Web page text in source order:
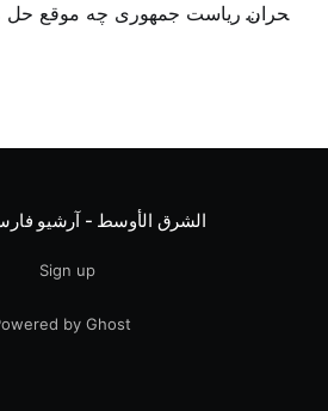
بحران ریاست جمهوری چه موقع
ایفا می کند را مورد انتقاد
الشرق الأوسط - آرشیو
Sign up
by Ghost